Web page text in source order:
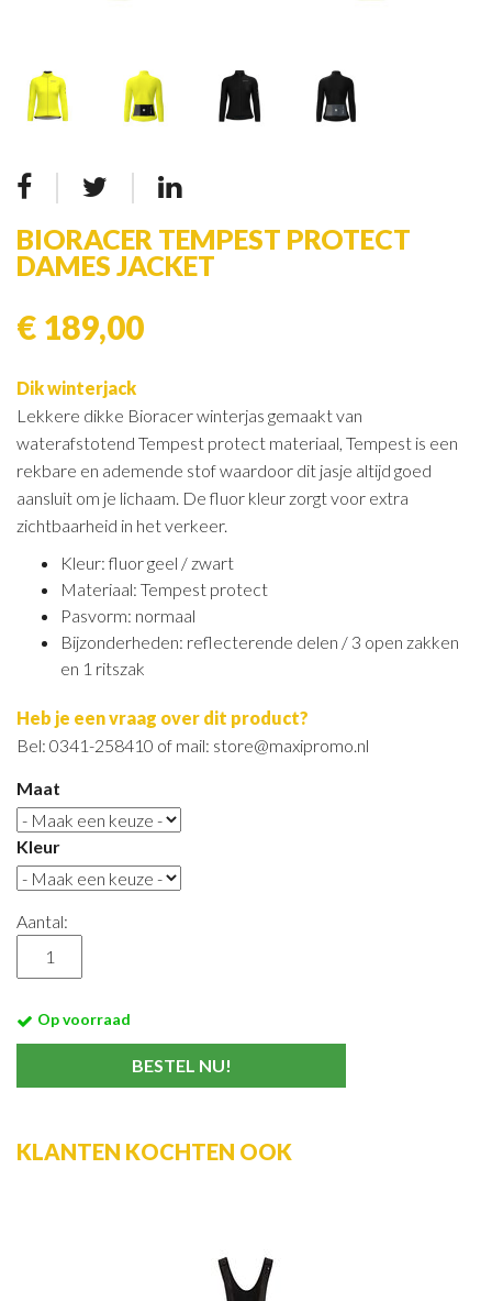
BIORACER TEMPEST PROTECT
DAMES JACKET
€ 189,00
Dik winterjack
Lekkere dikke Bioracer winterjas gemaakt van
waterafstotend Tempest protect materiaal, Tempest is een
rekbare en ademende stof waardoor dit jasje altijd goed
aansluit om je lichaam. De fluor kleur zorgt voor extra
zichtbaarheid in het verkeer.
Kleur: fluor geel / zwart
Materiaal: Tempest protect
Pasvorm: normaal
Bijzonderheden: reflecterende delen / 3 open zakken
en 1 ritszak
Heb je een vraag over dit product?
Bel: 0341-258410 of mail: store@maxipromo.nl
Maat
Kleur
Aantal:
Op voorraad
KLANTEN KOCHTEN OOK